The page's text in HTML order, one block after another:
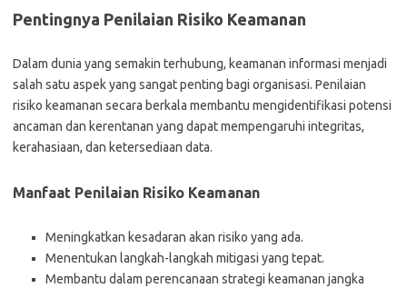
Pentingnya Penilaian Risiko Keamanan
Dalam dunia yang semakin terhubung, keamanan informasi menjadi
salah satu aspek yang sangat penting bagi organisasi. Penilaian
risiko keamanan secara berkala membantu mengidentifikasi potensi
ancaman dan kerentanan yang dapat mempengaruhi integritas,
kerahasiaan, dan ketersediaan data.
Manfaat Penilaian Risiko Keamanan
Meningkatkan kesadaran akan risiko yang ada.
Menentukan langkah-langkah mitigasi yang tepat.
Membantu dalam perencanaan strategi keamanan jangka